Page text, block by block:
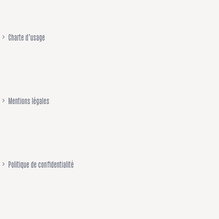
Charte d’usage
Mentions légales
Politique de confidentialité